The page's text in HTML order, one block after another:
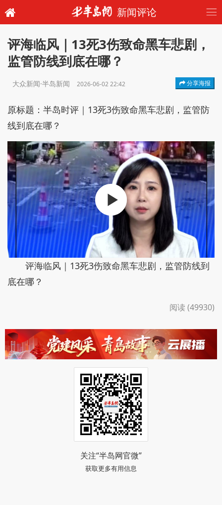
新闻评论
评海临风｜13死3伤致命黑车悲剧，
监管防线到底在哪？
大众新闻·半岛新闻 2026-06-02 22:42 分享海报
原标题：半岛时评｜13死3伤致命黑车悲剧，监管防
线到底在哪？
评海临风｜13死3伤致命黑车悲剧，监管防线到
底在哪？
阅读 (49930)
关注“半岛网官微”
获取更多有用信息